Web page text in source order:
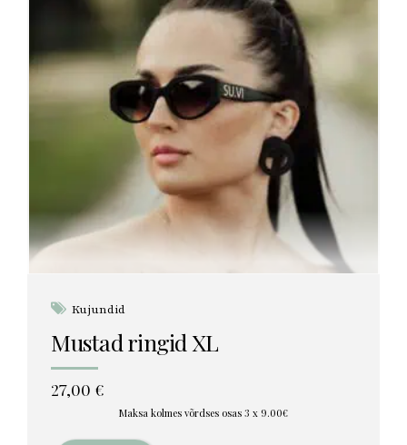
Kujundid
Mustad ringid XL
27,00 €
Maksa kolmes võrdses osas 3 x 9.00€